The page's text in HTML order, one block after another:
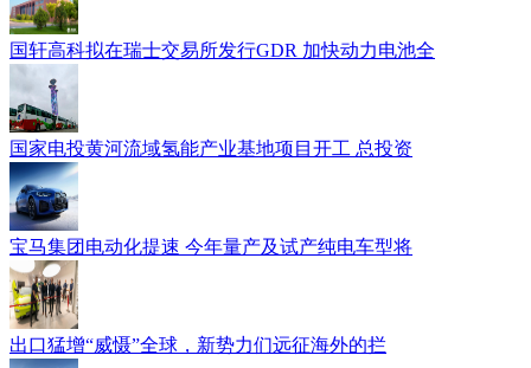
国轩高科拟在瑞士交易所发行GDR 加快动力电池全
国家电投黄河流域氢能产业基地项目开工 总投资
宝马集团电动化提速 今年量产及试产纯电车型将
出口猛增“威慑”全球，新势力们远征海外的拦